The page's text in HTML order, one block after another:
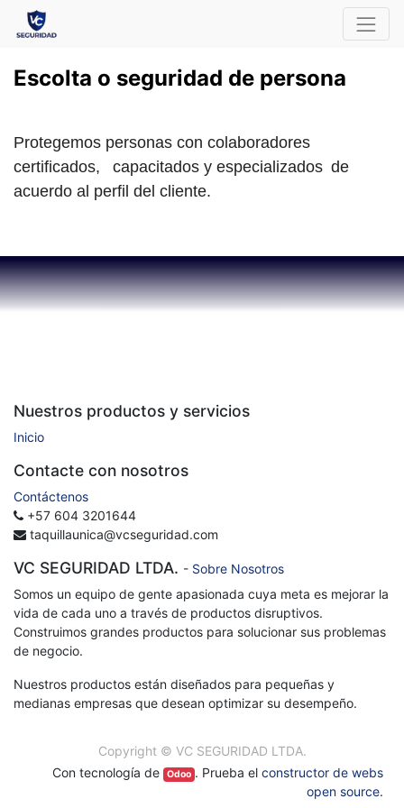
Escolta o seguridad de persona
Protegemos personas con colaboradores
certificados,
capacitados y especializados de
acuerdo al perfil del cliente.
Nuestros productos y servicios
Inicio
Contacte con nosotros
Contáctenos
+57 604 3201644
taquillaunica@vcseguridad.com
VC SEGURIDAD LTDA. - Sobre Nosotros
Somos un equipo de gente apasionada cuya meta es mejorar la
vida de cada uno a través de productos disruptivos.
Construimos grandes productos para solucionar sus problemas
de negocio.
Nuestros productos están diseñados para pequeñas y
medianas empresas que desean optimizar su desempeño.
Copyright © VC SEGURIDAD LTDA.
Con tecnología de
Odoo . Prueba el constructor de webs
open source.